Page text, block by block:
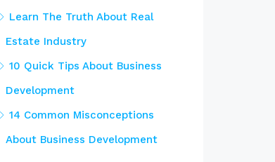
Learn The Truth About Real
Estate Industry
10 Quick Tips About Business
Development
14 Common Misconceptions
About Business Development